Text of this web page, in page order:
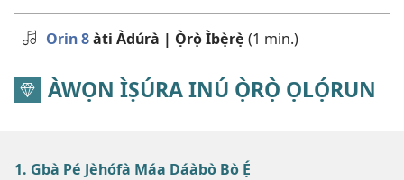
Orin 8àti Àdúrà | Ọ̀rọ̀ Ìbẹ̀rẹ̀ (1 min.)
ÀWỌN ÌṢÚRA INÚ Ọ̀RỌ̀ ỌLỌ́RUN
1. Gbà Pé Jèhófà Máa Dáàbò Bò Ẹ́